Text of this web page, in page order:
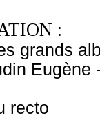
:
grands
Eugène
recto